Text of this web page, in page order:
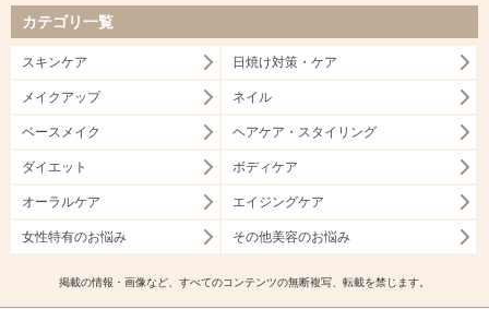
カテゴリ一覧
スキンケア 日焼け対策・ケア
メイクアップ ネイル
ベースメイク ヘアケア・スタイリング
ダイエット ボディケア
オーラルケア エイジングケア
女性特有のお悩み その他美容のお悩み
掲載の情報・画像など、すべてのコンテンツの無断複写、転載を禁じます。